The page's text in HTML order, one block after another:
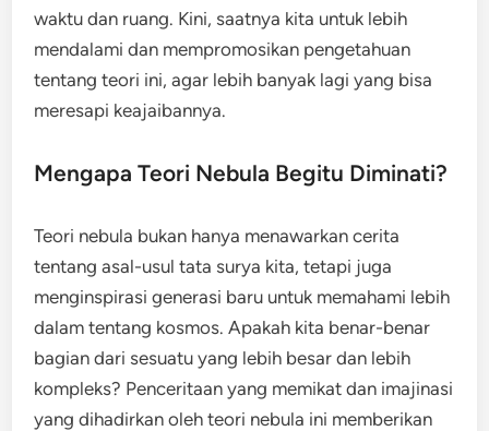
waktu dan ruang. Kini, saatnya kita untuk lebih
mendalami dan mempromosikan pengetahuan
tentang teori ini, agar lebih banyak lagi yang bisa
meresapi keajaibannya.
Mengapa Teori Nebula Begitu Diminati?
Teori nebula bukan hanya menawarkan cerita
tentang asal-usul tata surya kita, tetapi juga
menginspirasi generasi baru untuk memahami lebih
dalam tentang kosmos. Apakah kita benar-benar
bagian dari sesuatu yang lebih besar dan lebih
kompleks? Penceritaan yang memikat dan imajinasi
yang dihadirkan oleh teori nebula ini memberikan